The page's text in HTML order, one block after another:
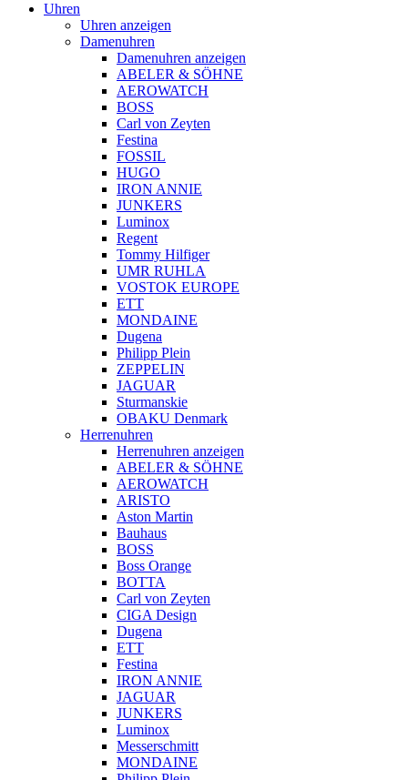
Uhren
Uhren anzeigen
Damenuhren
Damenuhren anzeigen
ABELER & SÖHNE
AEROWATCH
BOSS
Carl von Zeyten
Festina
FOSSIL
HUGO
IRON ANNIE
JUNKERS
Luminox
Regent
Tommy Hilfiger
UMR RUHLA
VOSTOK EUROPE
ETT
MONDAINE
Dugena
Philipp Plein
ZEPPELIN
JAGUAR
Sturmanskie
OBAKU Denmark
Herrenuhren
Herrenuhren anzeigen
ABELER & SÖHNE
AEROWATCH
ARISTO
Aston Martin
Bauhaus
BOSS
Boss Orange
BOTTA
Carl von Zeyten
CIGA Design
Dugena
ETT
Festina
IRON ANNIE
JAGUAR
JUNKERS
Luminox
Messerschmitt
MONDAINE